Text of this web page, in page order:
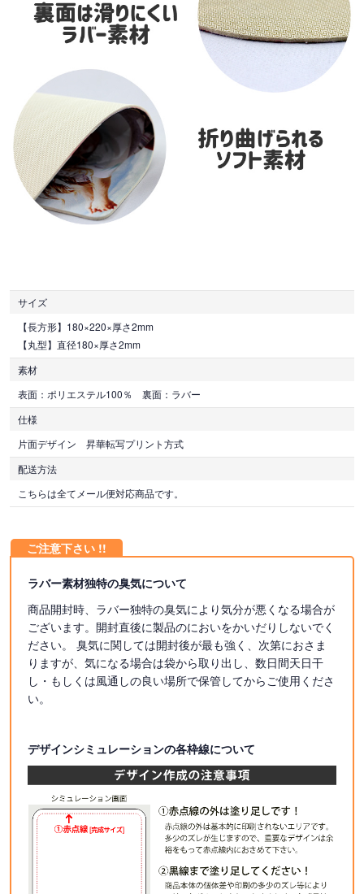
サイズ
【長方形】180×220×厚さ2mm
【丸型】直径180×厚さ2mm
素材
表面：ポリエステル100％ 裏面：ラバー
仕様
片面デザイン 昇華転写プリント方式
配送方法
こちらは全てメール便対応商品です。
ラバー素材独特の臭気について
商品開封時、ラバー独特の臭気により気分が悪くなる場合が
ございます。開封直後に製品のにおいをかいだりしないでく
ださい。 臭気に関しては開封後が最も強く、次第におさま
りますが、気になる場合は袋から取り出し、数日間天日干
し・もしくは風通しの良い場所で保管してからご使用くださ
い。
デザインシミュレーションの各枠線について